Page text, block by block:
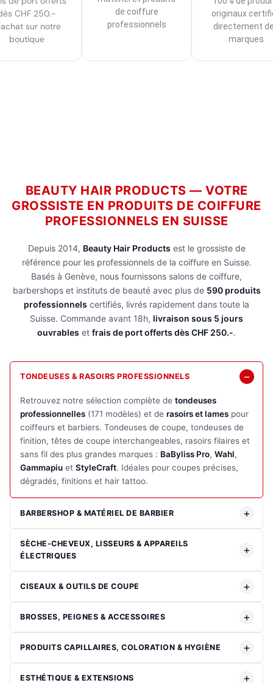
CHF 250.-
sur notre
boutique
de coiffure
professionnels
originaux
directement
marques
BEAUTY HAIR PRODUCTS — VOTRE
GROSSISTE EN PRODUITS DE COIFFURE
PROFESSIONNELS EN SUISSE
Depuis 2014, Beauty Hair Products est le grossiste de
référence pour les professionnels de la coiffure en Suisse.
Basés à Genève, nous fournissons salons de coiffure,
barbershops et instituts de beauté avec plus de 590 produits
professionnels certifiés, livrés rapidement dans toute la
Suisse. Commande avant 18h, livraison sous 5 jours
ouvrables et frais de port offerts dès CHF 250.-.
TONDEUSES & RASOIRS PROFESSIONNELS
Retrouvez notre sélection complète de tondeuses
professionnelles (171 modèles) et de rasoirs et lames pour
coiffeurs et barbiers. Tondeuses de coupe, tondeuses de
finition, têtes de coupe interchangeables, rasoirs filaires et
sans fil des plus grandes marques : BaByliss Pro, Wahl,
Gammapiu et StyleCraft. Idéales pour coupes précises,
dégradés, finitions et hair tattoo.
BARBERSHOP & MATÉRIEL DE BARBIER
SÈCHE-CHEVEUX, LISSEURS & APPAREILS
ÉLECTRIQUES
CISEAUX & OUTILS DE COUPE
BROSSES, PEIGNES & ACCESSOIRES
PRODUITS CAPILLAIRES, COLORATION & HYGIÈNE
ESTHÉTIQUE & EXTENSIONS